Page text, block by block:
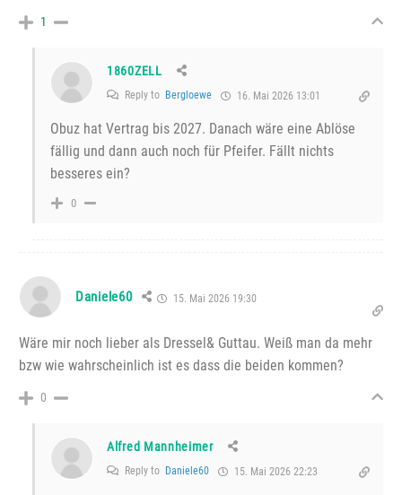
1
1860ZELL
Reply to Bergloewe 16. Mai 2026 13:01
Obuz hat Vertrag bis 2027. Danach wäre eine Ablöse
fällig und dann auch noch für Pfeifer. Fällt nichts
besseres ein?
0
Daniele60 15. Mai 2026 19:30
Wäre mir noch lieber als Dressel& Guttau. Weiß man da mehr
bzw wie wahrscheinlich ist es dass die beiden kommen?
0
Alfred Mannheimer
Reply to Daniele60 15. Mai 2026 22:23